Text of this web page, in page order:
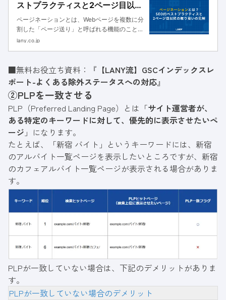
ストプラクティスと2ページ目以降
の取り扱いの見解
ページネーションとは、Webページを複数に分
割した「ページ送り」と呼ばれる機能のことで
す。記事型メディアのカテゴリページやデータ
ネーションページネー...
lany.co.jp
■無料お役立ち資料：『 【LANY流】GSCインデックスレ
ポート-よくある除外ステータスへの対応』
②PLPを一致させる
PLP（Preferred Landing Page）とは「サイト運営者が、
ある特定のキーワードに対して、優先的に表示させたいペ
ージ 」になります。
たとえば、「新宿 バイト」というキーワードには、新宿
のアルバイト一覧ページを表示したいところですが、新宿
のカフェアルバイト一覧ページが表示される場合がありま
す。
PLPが一致していない場合は、下記のデメリットがありま
す。
PLPが一致していない場合のデメリット